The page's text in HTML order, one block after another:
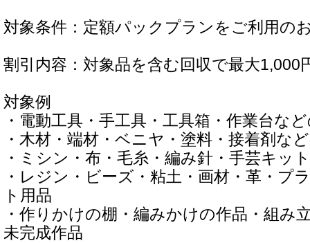
対象条件：定額パックプランをご利用の
割引内容：対象品を含む回収で最大1,000
対象例
・電動工具・手工具・工具箱・作業台な
・木材・端材・ベニヤ・塗料・接着剤な
・ミシン・布・毛糸・編み針・手芸キッ
・レジン・ビーズ・粘土・画材・革・プ
ト用品
・作りかけの棚・編みかけの作品・組み
未完成作品